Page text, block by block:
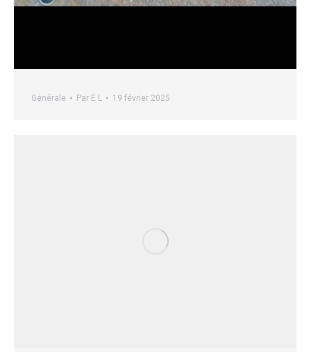
Générale Par E L 19 février 2025